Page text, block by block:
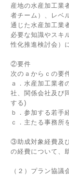
産地の水産加工業
者チーム）、レベ
通じた水産加工業
必要な知識やスキ
性化推進検討会）
②要件
次のａからｃの要
ａ．水産加工業者
社、関係会社及び
する)
ｂ．参加する若手
ｃ．主たる事務所
③助成対象経費及
の経費について、
（２）プラン協